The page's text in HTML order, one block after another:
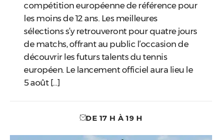
compétition européenne de référence pour
les moins de 12 ans. Les meilleures
sélections s’y retrouveront pour quatre jours
de matchs, offrant au public l’occasion de
découvrir les futurs talents du tennis
européen. Le lancement officiel aura lieu le
5 août […]
DE 17 H À 19 H